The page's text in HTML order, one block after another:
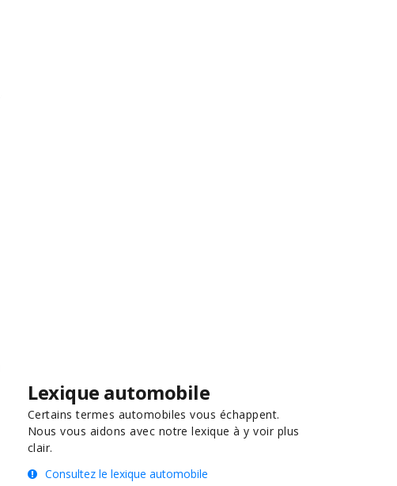
Lexique automobile
Certains termes automobiles vous échappent.
Nous vous aidons avec notre lexique à y voir plus
clair.
Consultez le lexique automobile